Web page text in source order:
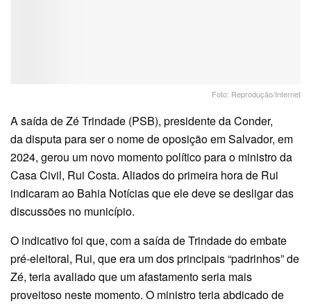
Foto: Reprodução/Internet
A saída de Zé Trindade (PSB), presidente da Conder,
da disputa para ser o nome de oposição em Salvador, em
2024, gerou um novo momento político para o ministro da
Casa Civil, Rui Costa. Aliados do primeira hora de Rui
indicaram ao Bahia Notícias que ele deve se desligar das
discussões no município.
O indicativo foi que, com a saída de Trindade do embate
pré-eleitoral, Rui, que era um dos principais “padrinhos” de
Zé, teria avaliado que um afastamento seria mais
proveitoso neste momento. O ministro teria abdicado de